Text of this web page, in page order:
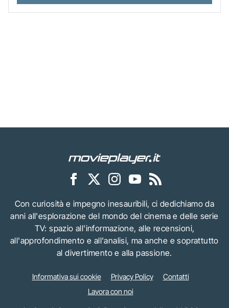
Con curiosità e impegno inesauribili, ci dedichiamo da
anni all'esplorazione del mondo del cinema e delle serie
TV: spazio all'informazione, alle recensioni,
all'approfondimento e all'analisi, ma anche e soprattutto
al divertimento e alla passione.
Informativa sui cookie Privacy Policy
Contatti
Lavora con noi